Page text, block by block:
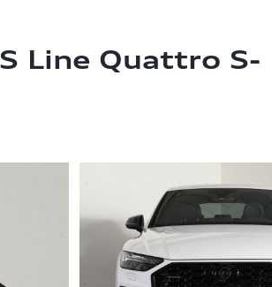
Line Quattro S-